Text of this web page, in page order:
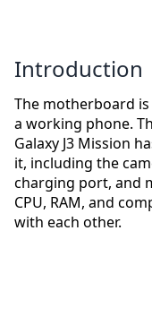
Introduction
The motherboard
a working phone.
Galaxy J3 Mission
it, including the
charging port, and
CPU, RAM, and
with each other.